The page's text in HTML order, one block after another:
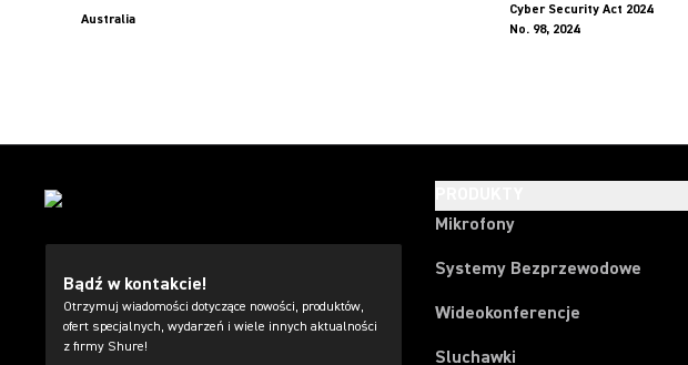
Australia
Cyber Security Act 2024
No. 98, 2024
Bądź w kontakcie!
Otrzymuj wiadomości dotyczące nowości, produktów,
ofert specjalnych, wydarzeń i wiele innych aktualności
z firmy Shure!
Mikrofony
Systemy Bezprzewodowe
Wideokonferencje
Sluchawki